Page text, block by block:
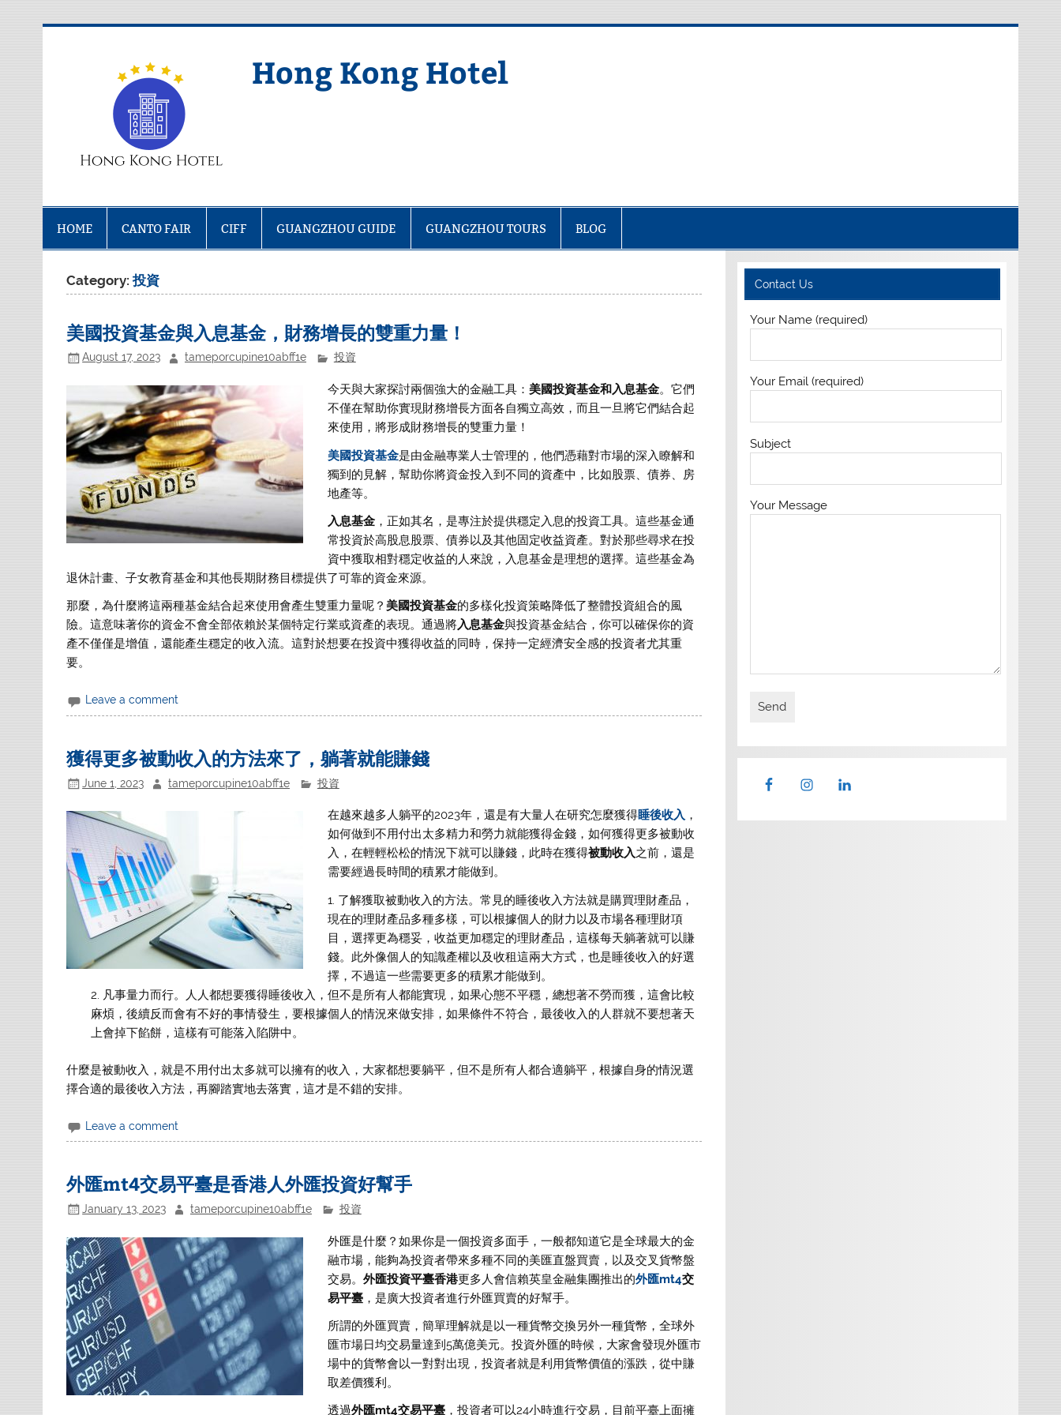
Hong Kong Hotel
HOME CANTO FAIR CIFF GUANGZHOU GUIDE GUANGZHOU TOURS BLOG
Category:投資
美國投資基金與入息基金，財務增長的雙重力量！
August 17, 2023 tameporcupine10abff1e 投資
今天與大家探討兩個強大的金融工具： 美國投資基金和入息基金。它們
不僅在幫助你實現財務增長方面各自獨立高效，而且一旦將它們結合起
來使用，將形成財務增長的雙重力量！
美國投資基金是由金融專業人士管理的，他們憑藉對市場的深入瞭解和
獨到的見解，幫助你將資金投入到不同的資產中，比如股票、債券、房
地產等。
入息基金，正如其名，是專注於提供穩定入息的投資工具。這些基金通
常投資於高股息股票、債券以及其他固定收益資產。對於那些尋求在投
資中獲取相對穩定收益的人來說，入息基金是理想的選擇。這些基金為
退休計畫、子女教育基金和其他長期財務目標提供了可靠的資金來源。
那麼，為什麼將這兩種基金結合起來使用會產生雙重力量呢？美國投資基金的多樣化投資策略降低了整體投資組合的風
險。這意味著你的資金不會全部依賴於某個特定行業或資產的表現。通過將入息基金與投資基金結合，你可以確保你的資
產不僅僅是增值，還能產生穩定的收入流。這對於想要在投資中獲得收益的同時，保持一定經濟安全感的投資者尤其重
要。
Leave a comment
獲得更多被動收入的方法來了，躺著就能賺錢
June 1, 2023 tameporcupine10abff1e 投資
在越來越多人躺平的2023年，還是有大量人在研究怎麼獲得睡後收入 ，
如何做到不用付出太多精力和勞力就能獲得金錢，如何獲得更多被動收
入，在輕輕松松的情況下就可以賺錢，此時在獲得被動收入之前，還是
需要經過長時間的積累才能做到。
了解獲取被動收入的方法。常見的睡後收入方法就是購買理財產品，
現在的理財產品多種多樣，可以根據個人的財力以及市場各種理財項
目，選擇更為穩妥，收益更加穩定的理財產品，這樣每天躺著就可以賺
錢。此外像個人的知識產權以及收租這兩大方式，也是睡後收入的好選
擇，不過這一些需要更多的積累才能做到。
凡事量力而行。人人都想要獲得睡後收入，但不是所有人都能實現，如果心態不平穩，總想著不勞而獲，這會比較
麻煩，後續反而會有不好的事情發生，要根據個人的情況來做安排，如果條件不符合，最後收入的人群就不要想著天
上會掉下餡餅，這樣有可能落入陷阱中。
什麼是被動收入，就是不用付出太多就可以擁有的收入，大家都想要躺平，但不是所有人都合適躺平，根據自身的情況選
擇合適的最後收入方法，再腳踏實地去落實，這才是不錯的安排。
Leave a comment
外匯mt4交易平臺是香港人外匯投資好幫手
January 13, 2023 tameporcupine10abff1e 投資
外匯是什麼？如果你是一個投資多面手，一般都知道它是全球最大的金
融市場，能夠為投資者帶來多種不同的美匯直盤買賣，以及交叉貨幣盤
交易。 外匯投資平臺香港更多人會信賴英皇金融集團推出的外匯mt4交
易平臺，是廣大投資者進行外匯買賣的好幫手。
所謂的外匯買賣，簡單理解就是以一種貨幣交換另外一種貨幣，全球外
匯市場日均交易量達到5萬億美元。投資外匯的時候，大家會發現外匯市
場中的貨幣會以一對對出現，投資者就是利用貨幣價值的漲跌，從中賺
取差價獲利。
透過外匯mt4交易平臺，投資者可以24小時進行交易，目前平臺上面擁
Contact Us
Your Name (required)
Your Email (required)
Subject
Your Message